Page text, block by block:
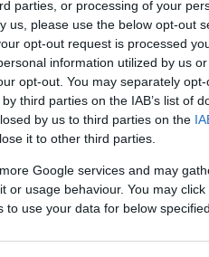
parties, or processing of your
us, please use the below opt-out
opt-out request is processed
information utilized by us
opt-out. You may separately
third parties on the IAB’s list of
by us to third parties on the
it to other third parties.
Google services and may
or usage behaviour. You may
use your data for below